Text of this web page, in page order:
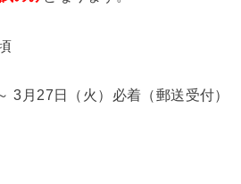
3月27日（火）必着（郵送受付）